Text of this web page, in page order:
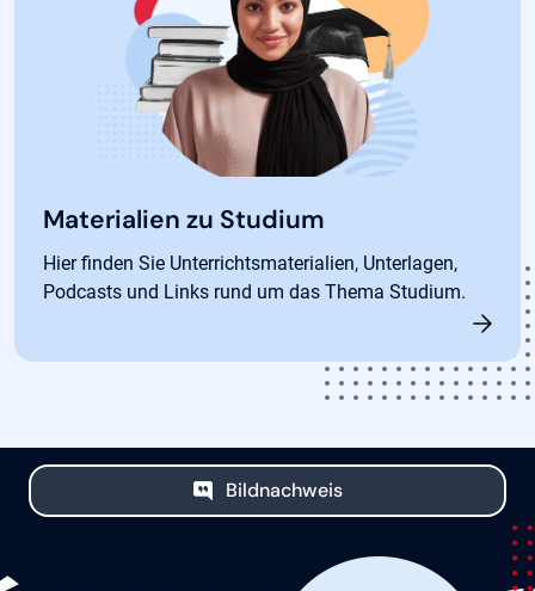
Materialien zu Studium
Hier finden Sie Unterrichtsmaterialien, Unterlagen,
Podcasts und Links rund um das Thema Studium.
Bildnachweis